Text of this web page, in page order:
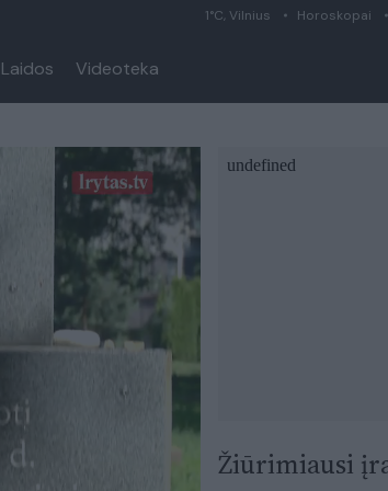
1°C, Vilnius Horoskopai
Laidos Videoteka
Žiūrimiausi